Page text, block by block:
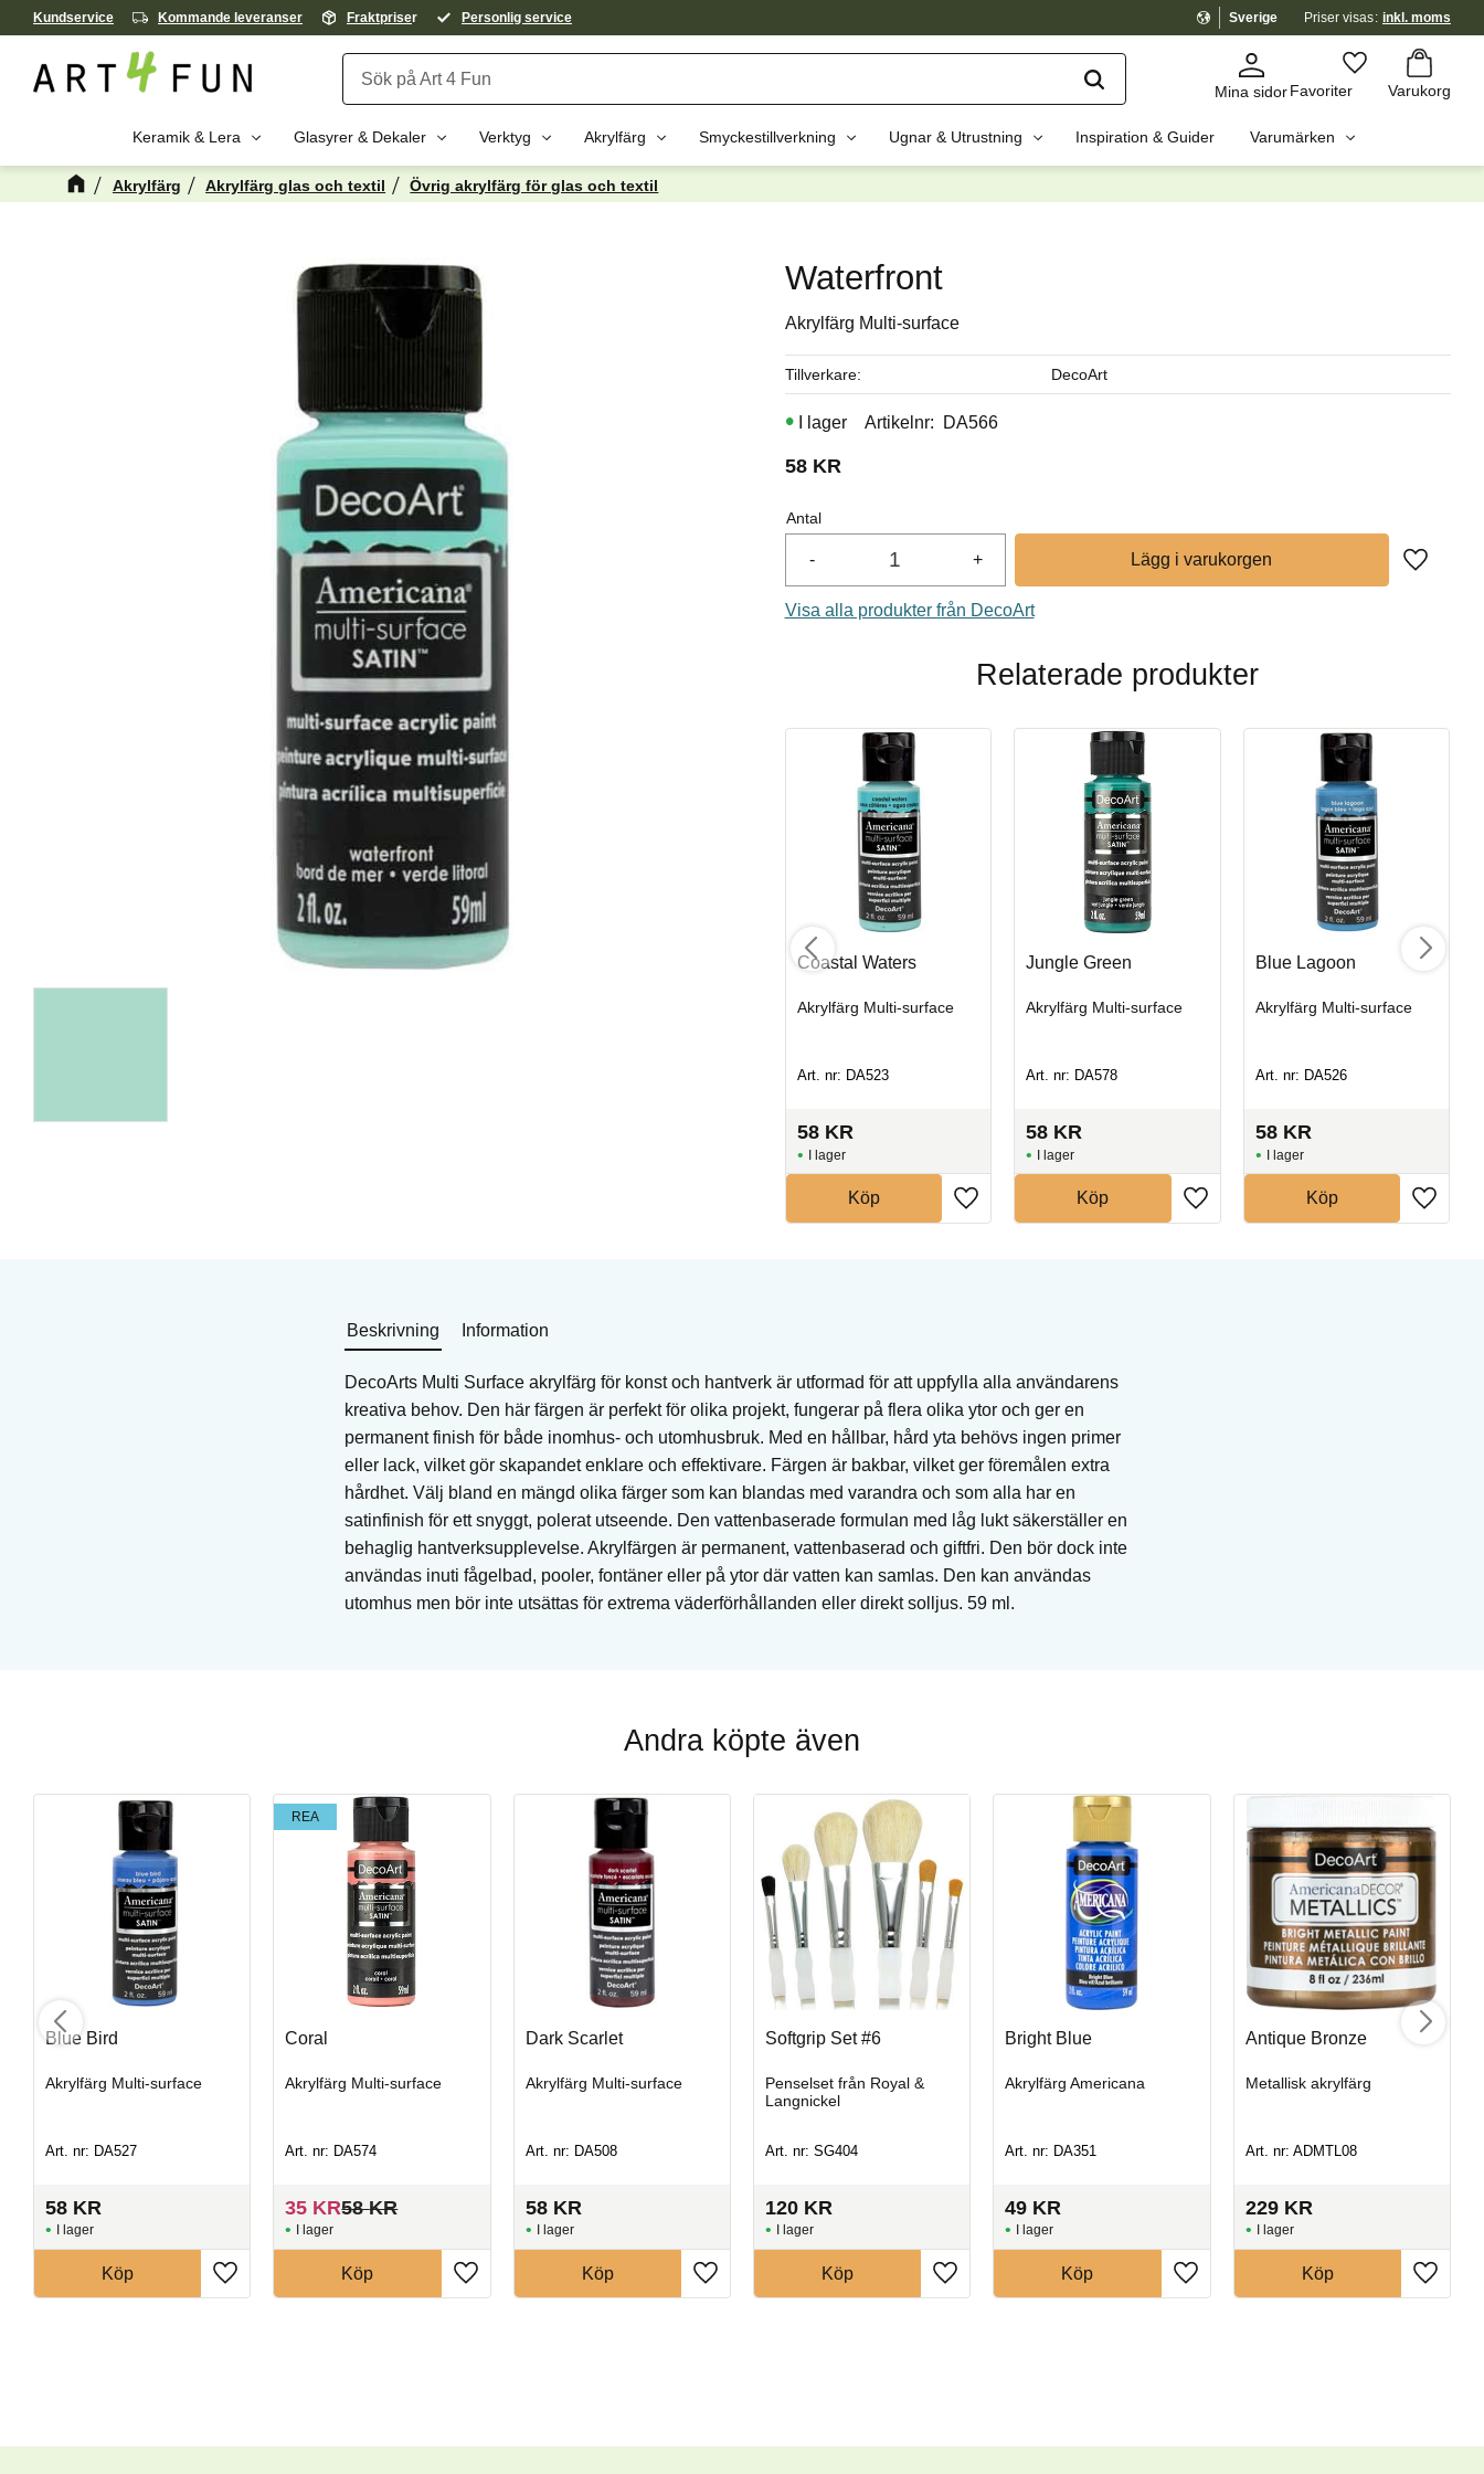
Kundservice Kommande leveranser Fraktpriser Personlig service Sverige Priser visas inkl. moms
Mina sidorFavoriter Varukorg
Favoriter
Kundvagn
Keramik & Lera Glasyrer & Dekaler Verktyg Akrylfärg Smyckestillverkning Ugnar & Utrustning Inspiration & Guider Varumärken
Akrylfärg Akrylfärg glas och textil Övrig akrylfärg för glas och textil
Penselglasyr för stengods
Art. nr: PC-17
Waterfront
Akrylfärg Multi-surface
58KR
Antal
+
-
Lägg till
I lager Artikelnr DA566
Tillverkare DecoArt
Visa alla produkter från DecoArt
Relaterade produkter
REA
Metallic - Turquoise Coastal Waters
Akrylfärg Multi-surface
Art. nr: DA523
58 KR
I lager
Köp
Jungle Green
Akrylfärg Multi-surface
Art. nr: DA578
58 KR
I lager
Köp
Blue Lagoon
Akrylfärg Multi-surface
Art. nr: DA526
58 KR
I lager
Köp
Beskrivning Information
DecoArts Multi Surface akrylfärg för konst och hantverk är utformad för att uppfylla alla användarens
kreativa behov. Den här färgen är perfekt för olika projekt, fungerar på flera olika ytor och ger en
permanent finish för både inomhus- och utomhusbruk. Med en hållbar, hård yta behövs ingen primer
eller lack, vilket gör skapandet enklare och effektivare. Färgen är bakbar, vilket ger föremålen extra
hårdhet. Välj bland en mängd olika färger som kan blandas med varandra och som alla har en
satinfinish för ett snyggt, polerat utseende. Den vattenbaserade formulan med låg lukt säkerställer en
behaglig hantverksupplevelse. Akrylfärgen är permanent, vattenbaserad och giftfri. Den bör dock inte
användas inuti fågelbad, pooler, fontäner eller på ytor där vatten kan samlas. Den kan användas
utomhus men bör inte utsättas för extrema väderförhållanden eller direkt solljus. 59 ml.
Andra köpte även
Blue Bird
Akrylfärg Multi-surface
Art. nr: DA527
58 KR
I lager
Köp
REA
Coral
Akrylfärg Multi-surface
Art. nr: DA574
35 KR58KR
I lager
Köp
Dark Scarlet
Akrylfärg Multi-surface
Art. nr: DA508
58 KR
I lager
Köp
Softgrip Set #6
Penselset från Royal &
Langnickel
Art. nr: SG404
120 KR
I lager
Köp
Bright Blue
Akrylfärg Americana
Art. nr: DA351
49 KR
I lager
Köp
Antique Bronze
Metallisk akrylfärg
Art. nr: ADMTL08
229 KR
I lager
Köp